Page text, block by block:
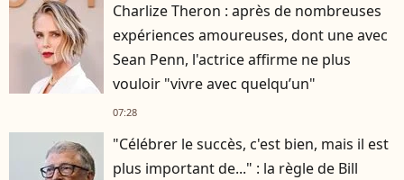
Charlize Theron : après de nombreuses
expériences amoureuses, dont une avec
Sean Penn, l'actrice affirme ne plus
vouloir "vivre avec quelqu’un"
07:28
"Célébrer le succès, c'est bien, mais il est
plus important de..." : la règle de Bill